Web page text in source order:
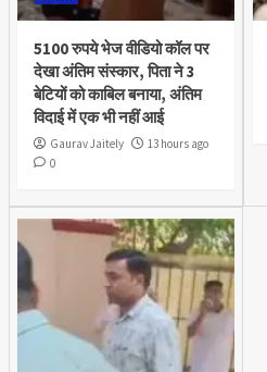
5100 रुपये भेज वीडियो कॉल पर
देखा अंतिम संस्कार, पिता ने 3
बेटियों को काबिल बनाया, अंतिम
विदाई में एक भी नहीं आई
Gaurav Jaitely
13 hours ago
0